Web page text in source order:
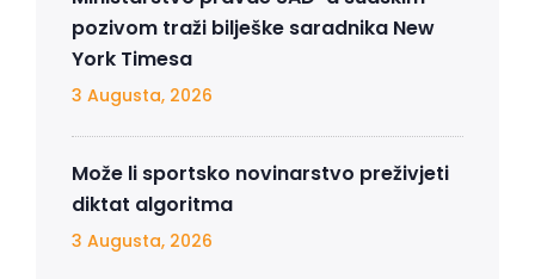
pozivom traži bilješke saradnika New
York Timesa
3 Augusta, 2026
Može li sportsko novinarstvo preživjeti
diktat algoritma
3 Augusta, 2026